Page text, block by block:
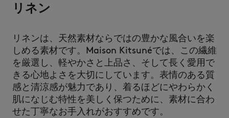
リネン
リネンは、天然素材ならではの豊かな風合いを楽
しめる素材です。Maison Kitsunéでは、この繊維
を厳選し、軽やかさと上品さ、そして長く愛用で
きる心地よさを大切にしています。表情のある質
感と清涼感が魅力であり、着るほどにやわらかく
肌になじむ特性を美しく保つために、素材に合わ
せた丁寧なお手入れがおすすめです。